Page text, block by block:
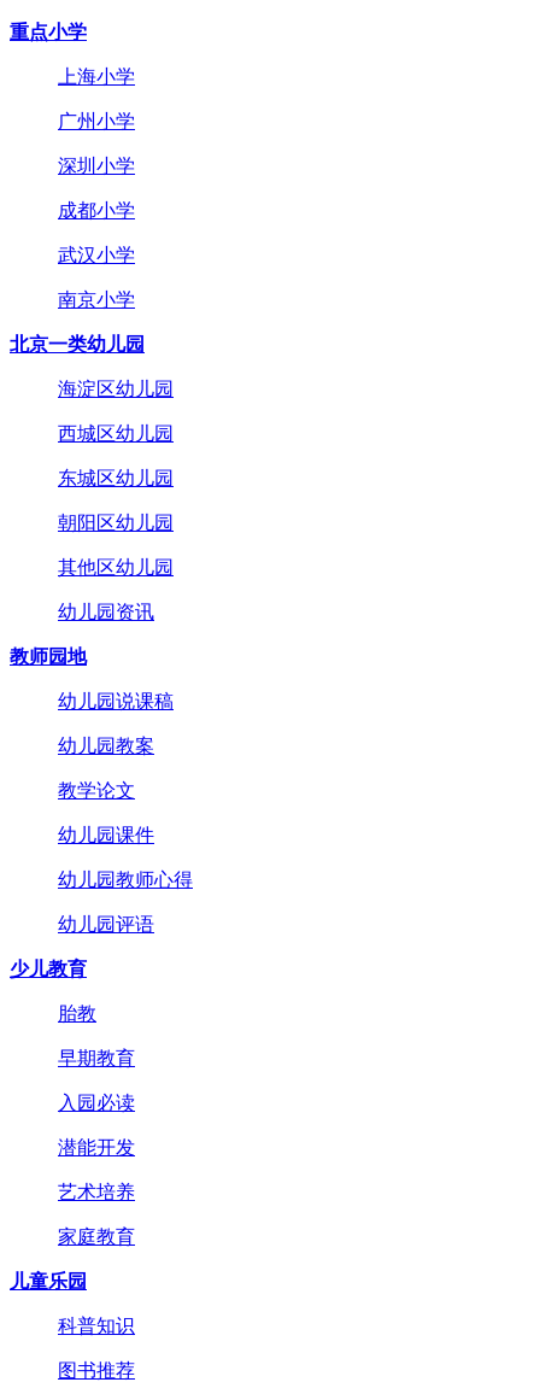
重点小学
上海小学
广州小学
深圳小学
成都小学
武汉小学
南京小学
北京一类幼儿园
海淀区幼儿园
西城区幼儿园
东城区幼儿园
朝阳区幼儿园
其他区幼儿园
幼儿园资讯
教师园地
幼儿园说课稿
幼儿园教案
教学论文
幼儿园课件
幼儿园教师心得
幼儿园评语
少儿教育
胎教
早期教育
入园必读
潜能开发
艺术培养
家庭教育
儿童乐园
科普知识
图书推荐